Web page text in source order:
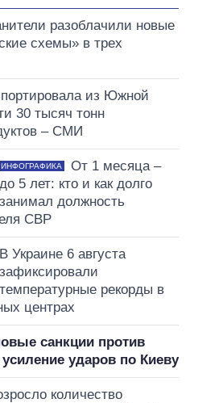
разоблачили новые
схемы» в трех
из Южной
30 тысяч тонн
– СМИ
ИНФОГРАФИКА
От 1 месяца –
до 5 лет: кто и как долго
занимал должность
СВР
В Украине 6 августа
зафиксировали
температурные рекорды в
центрах
санкции против
усиление ударов по Киеву
количество